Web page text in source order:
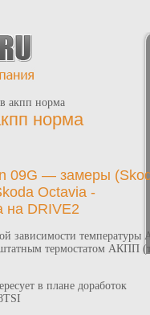
акпп норма
норма
09G — замеры
Octavia -
на DRIVE2
зависимости температуры
термостатом АКПП
в плане доработок